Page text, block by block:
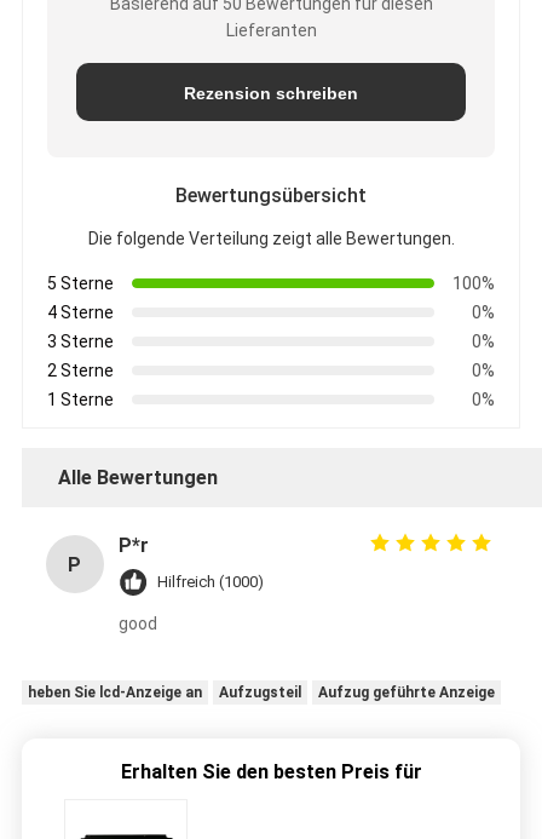
Basierend auf 50 Bewertungen für diesen
Lieferanten
Rezension schreiben
Bewertungsübersicht
Die folgende Verteilung zeigt alle Bewertungen.
5 Sterne
100%
4 Sterne
0%
3 Sterne
0%
2 Sterne
0%
1 Sterne
0%
Alle Bewertungen
P
P*r
Hilfreich (1000)
good
heben Sie lcd-Anzeige an Aufzugsteil Aufzug geführte Anzeige
Erhalten Sie den besten Preis für